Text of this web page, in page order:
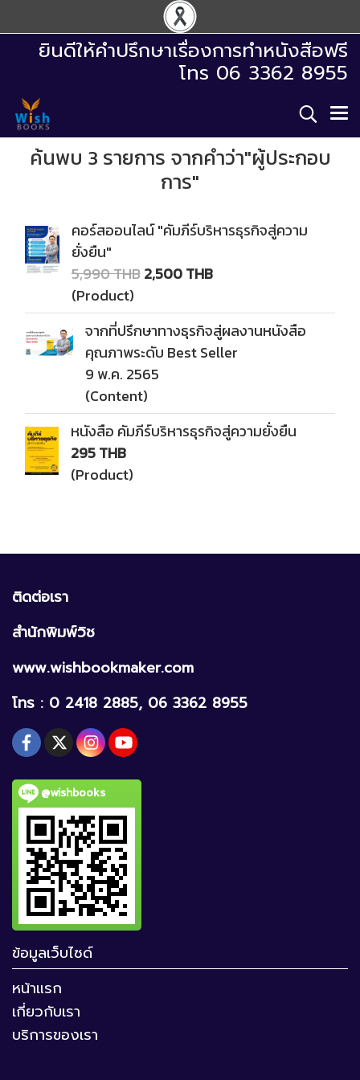
ยินดีให้คำปรึกษาเรื่องการทำหนังสือฟรี
โทร 06 3362 8955
ค้นพบ 3 รายการ จากคำว่า"ผู้ประกอบ
การ"
คอร์สออนไลน์ "คัมภีร์บริหารธุรกิจสู่ความ
ยั่งยืน"
5,990 THB2,500 THB
(Product)
จากที่ปรึกษาทางธุรกิจสู่ผลงานหนังสือ
คุณภาพระดับ Best Seller
9 พ.ค. 2565
(Content)
หนังสือ คัมภีร์บริหารธุรกิจสู่ความยั่งยืน
295 THB
(Product)
ติดต่อเรา
สำนักพิมพ์วิช
www.wishbookmaker.com
โทร : 0 2418 2885, 06 3362 8955
@wishbooks
ข้อมูลเว็บไซด์
หน้าแรก
เกี่ยวกับเรา
บริการของเรา